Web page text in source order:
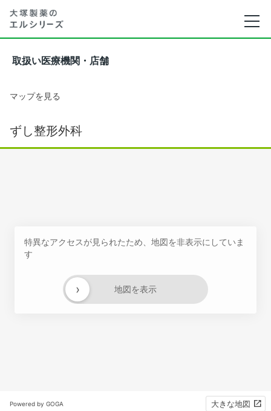
取扱い医療機関・店舗
マップを見る
ずし整形外科
特異なアクセスが見られたため、地図を非表示にしていま
す
地図を表示
›
Powered by GOGA 大きな地図